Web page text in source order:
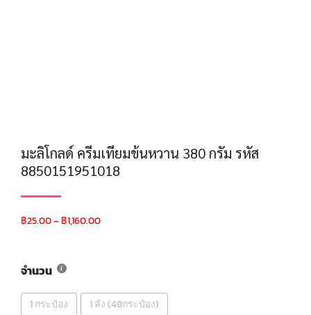
มะลิโกลด์ ครีมเทียมข้นหวาน 380 กรัม รหัส
8850151951018
฿25.00–฿1,160.00
จำนวน
1 กระป๋อง 1 ลัง (48กระป๋อง)